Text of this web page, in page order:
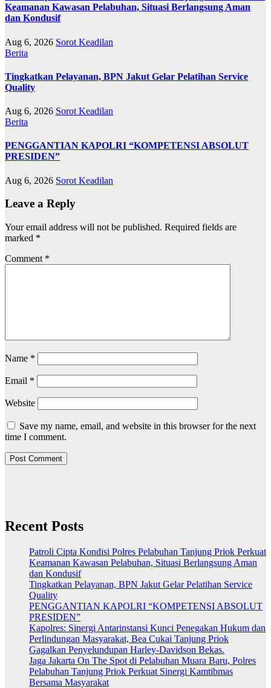
Keamanan Kawasan Pelabuhan, Situasi Berlangsung Aman
dan Kondusif
Aug 6, 2026 Sorot Keadilan
Berita
Tingkatkan Pelayanan, BPN Jakut Gelar Pelatihan Service
Quality
Aug 6, 2026 Sorot Keadilan
Berita
PENGGANTIAN KAPOLRI “KOMPETENSI ABSOLUT
PRESIDEN”
Aug 6, 2026 Sorot Keadilan
Leave a Reply
Your email address will not be published. Required fields are
marked *
Comment *
Name *
Email *
Website
Save my name, email, and website in this browser for the next
time I comment.
Recent Posts
Patroli Cipta Kondisi Polres Pelabuhan Tanjung Priok Perkuat
Keamanan Kawasan Pelabuhan, Situasi Berlangsung Aman
dan Kondusif
Tingkatkan Pelayanan, BPN Jakut Gelar Pelatihan Service
Quality
PENGGANTIAN KAPOLRI “KOMPETENSI ABSOLUT
PRESIDEN”
Kapolres: Sinergi Antarinstansi Kunci Penegakan Hukum dan
Perlindungan Masyarakat, Bea Cukai Tanjung Priok
Gagalkan Penyelundupan Harley-Davidson Bekas.
Jaga Jakarta On The Spot di Pelabuhan Muara Baru, Polres
Pelabuhan Tanjung Priok Perkuat Sinergi Kamtibmas
Bersama Masyarakat